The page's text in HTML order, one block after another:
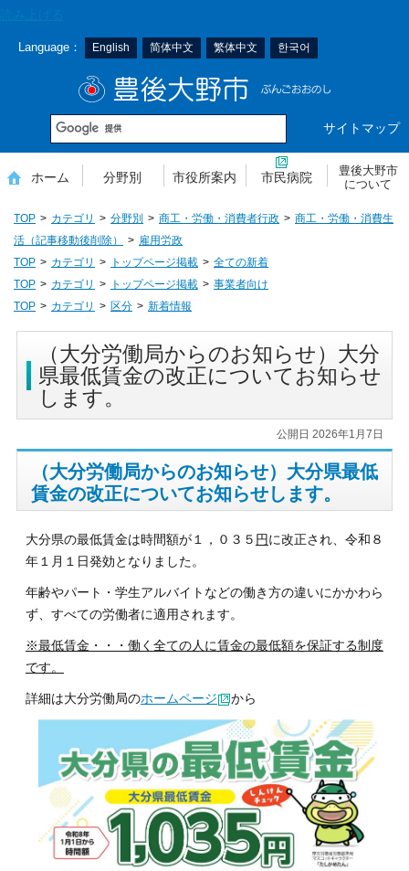
Language： English 简体中文 繁体中文 한국어
サイトマップ
ホーム 分野別 市役所案内 市民病院
豊後大野市
について
TOP カテゴリ 分野別 商工・労働・消費者行政
商工・労働・消費生
活（記事移動後削除）
雇用労政
TOP
カテゴリ トップページ掲載
全ての新着
TOP
カテゴリ トップページ掲載
事業者向け
TOP
カテゴリ 区分 新着情報
（大分労働局からのお知らせ）大分
県最低賃金の改正についてお知らせ
します。
公開日 2026年1月7日
（大分労働局からのお知らせ）大分県最低
賃金の改正についてお知らせします。
大分県の最低賃金は時間額が１，０３５ 円 に改正され、令和８
年１月１日発効となりました。
年齢やパート・学生アルバイトなどの働き方の違いにかかわら
ず、すべての労働者に適用されます。
※最低賃金・・・働く全ての人に賃金の最低額を保証する制度
です。
詳細は大分労働局のホームページ から